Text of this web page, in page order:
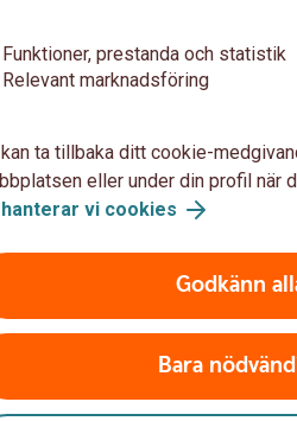
för beskattning av utdelningar i
som förvaras på depå hos en
på utdelningar från finska
du kan själv begära tillbaka de
skattemyndigheten.
din överskjutande
Funktioner, prestanda och statistik
Relevant marknadsföring
ta tillbaka ditt cookie-
eller under din profil när
hanterar vi cookies
Godkänn
Bara